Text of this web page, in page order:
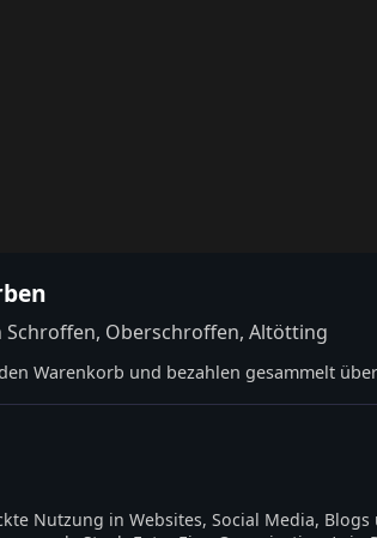
Schroffen, Oberschroffen, Altötting
Warenkorb und bezahlen gesammelt
Nutzung in Websites, Social Media,